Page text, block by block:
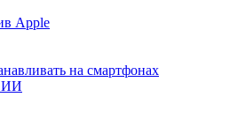
Apple
на смартфонах
ИИ